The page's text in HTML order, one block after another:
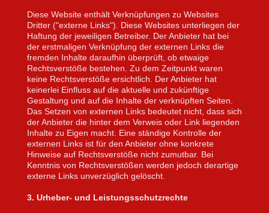
Diese Website enthält Verknüpfungen zu Websites
Dritter ("externe Links"). Diese Websites unterliegen der
Haftung der jeweiligen Betreiber. Der Anbieter hat bei
der erstmaligen Verknüpfung der externen Links die
fremden Inhalte daraufhin überprüft, ob etwaige
Rechtsverstöße bestehen. Zu dem Zeitpunkt waren
keine Rechtsverstöße ersichtlich. Der Anbieter hat
keinerlei Einfluss auf die aktuelle und zukünftige
Gestaltung und auf die Inhalte der verknüpften Seiten.
Das Setzen von externen Links bedeutet nicht, dass sich
der Anbieter die hinter dem Verweis oder Link liegenden
Inhalte zu Eigen macht. Eine ständige Kontrolle der
externen Links ist für den Anbieter ohne konkrete
Hinweise auf Rechtsverstöße nicht zumutbar. Bei
Kenntnis von Rechtsverstößen werden jedoch derartige
externe Links unverzüglich gelöscht.
3. Urheber- und Leistungsschutzrechte